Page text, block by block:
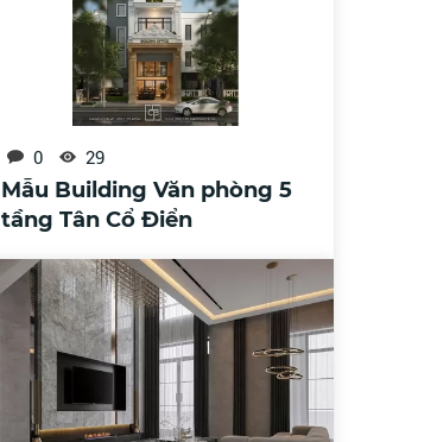
0 29
Mẫu Building Văn phòng 5
tầng Tân Cổ Điển